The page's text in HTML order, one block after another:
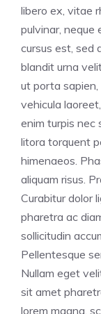
libero ex, vitae
pulvinar, neque
cursus est, sed
blandit urna
ut porta sapien,
vehicula
enim turpis nec
litora torquent
himenaeos.
aliquam risus.
Curabitur dolor
pharetra ac
sollicitudin
Pellentesque
Nullam eget
sit amet
lorem magna,